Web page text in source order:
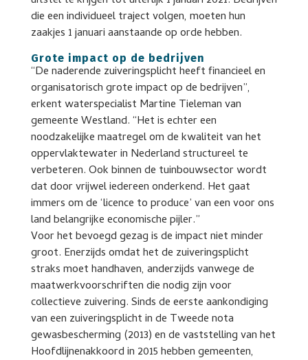
die een individueel traject volgen, moeten hun
zaakjes 1 januari aanstaande op orde hebben.
Grote impact op de bedrijven
“De naderende zuiveringsplicht heeft financieel en
organisatorisch grote impact op de bedrijven”,
erkent waterspecialist Martine Tieleman van
gemeente Westland. “Het is echter een
noodzakelijke maatregel om de kwaliteit van het
oppervlaktewater in Nederland structureel te
verbeteren. Ook binnen de tuinbouwsector wordt
dat door vrijwel iedereen onderkend. Het gaat
immers om de ‘licence to produce’ van een voor ons
land belangrijke economische pijler.”
Voor het bevoegd gezag is de impact niet minder
groot. Enerzijds omdat het de zuiveringsplicht
straks moet handhaven, anderzijds vanwege de
maatwerkvoorschriften die nodig zijn voor
collectieve zuivering. Sinds de eerste aankondiging
van een zuiveringsplicht in de Tweede nota
gewasbescherming (2013) en de vaststelling van het
Hoofdlijnenakkoord in 2015 hebben gemeenten,